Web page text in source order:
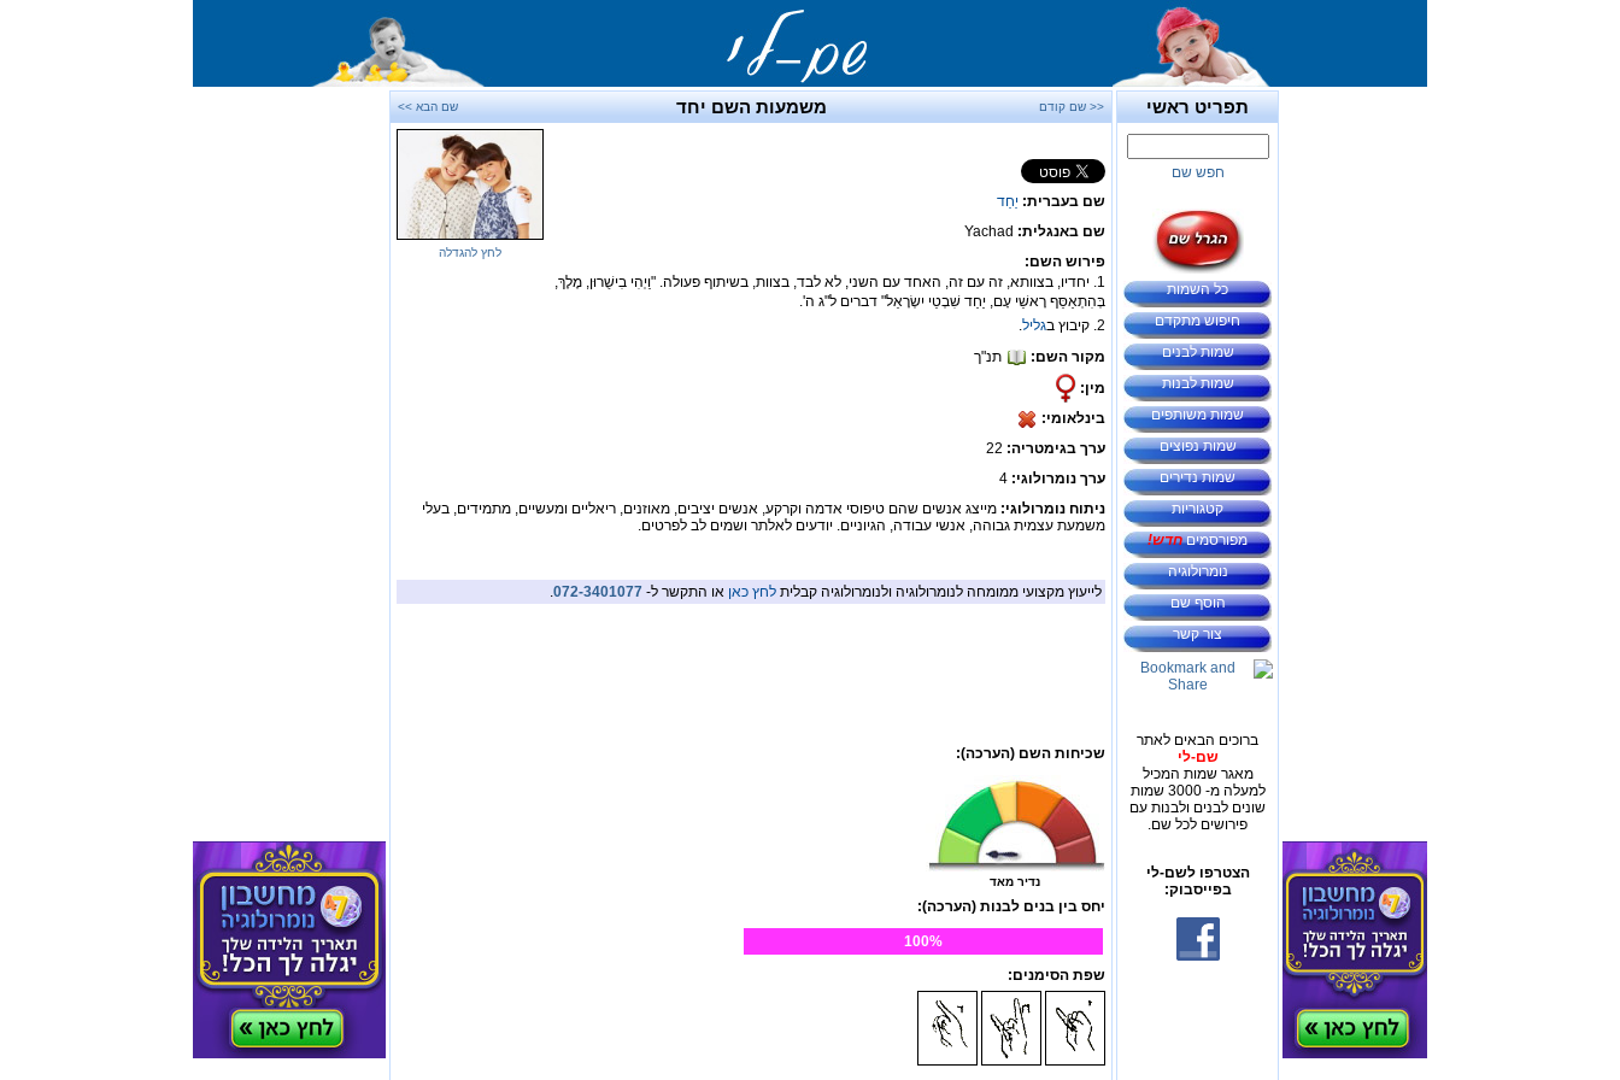
תפריט ראשי
חפש שם
כל השמות
חיפוש מתקדם
שמות לבנים
שמות לבנות
שמות משותפים
שמות נפוצים
שמות נדירים
קטגוריות
מפורסמיםחדש!
נומרולוגיה
הוסף שם
צור קשר
ברוכים הבאים לאתר
שם-לי
מאגר שמות המכיל
למעלה מ- 3000 שמות
שונים לבנים ולבנות עם
פירושים לכל שם.
הצטרפו לשם-לי
בפייסבוק:
<< שם קודם משמעות השם יחד שם הבא >>
שם בעברית: יַחַד
שם באנגלית: Yachad
פירוש השם:
1. יחדיו, בצוותא, זה עם זה, האחד עם השני, לא לבד, בצוות, בשיתוף פעולה. "וַיְהִי בִישֻׁרוּן, מֶלֶךְ,
בְּהִתְאַסֵּף רָאשֵׁי עָם, יַחַד שִׁבְטֵי יִשְׂרָאֵל" דברים ל"ג ה'.
2. קיבוץ ב
גליל.
מקור השם:
תנ"ך
מין:
בינלאומי:
ערך בגימטריה:
ערך נומרולוגי: 4
לחץ להגדלה
ניתוח נומרולוגי: מייצג אנשים שהם טיפוסי אדמה וקרקע, אנשים יציבים, מאוזנים, ריאליים ומעשיים, מתמידים, בעלי
משמעת עצמית גבוהה, אנשי עבודה, הגיוניים. יודעים לאלתר ושמים לב לפרטים.
לייעוץ מקצועי ממומחה לנומרולוגיה ולנומרולוגיה קבלית לחץ כאן או התקשר ל- 072-3401077
.
שכיחות השם (הערכה):
נדיר מאד
יחס בין בנים לבנות (הערכה):
100%
שפת הסימנים: